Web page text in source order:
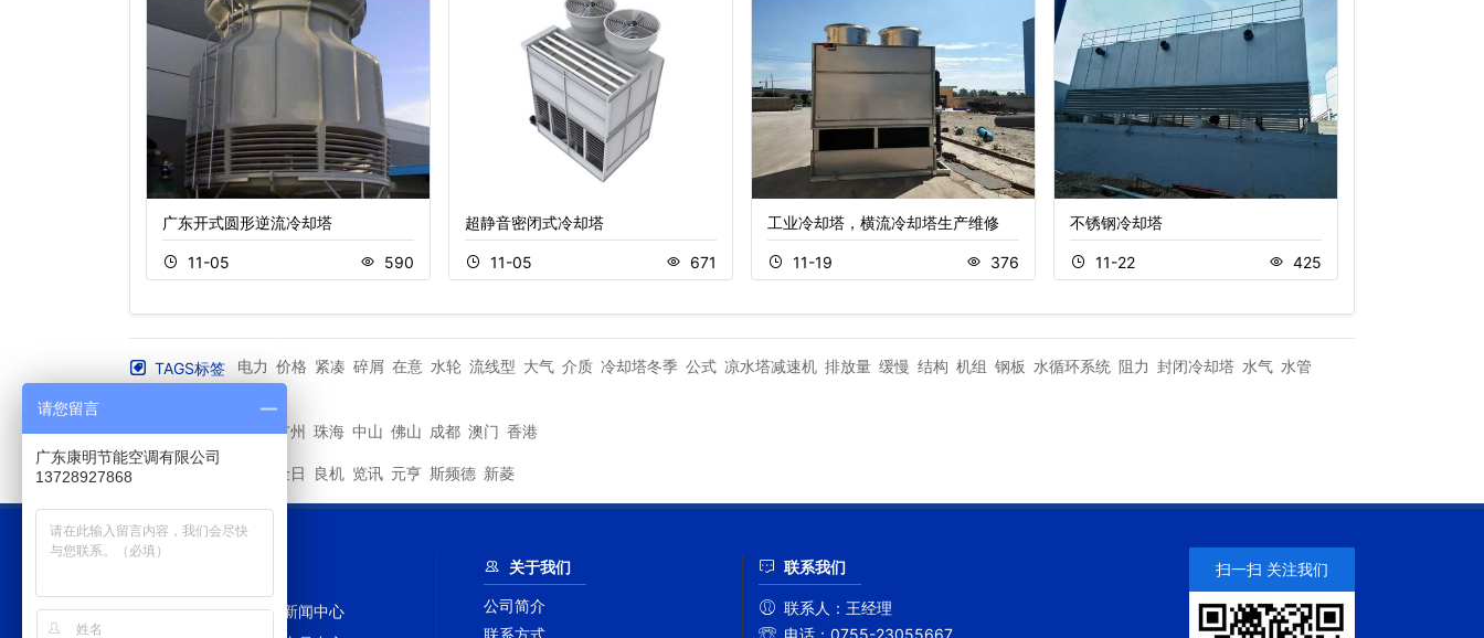
广东开式圆形逆流冷却塔
11-05 590
超静音密闭式冷却塔
11-05 671
工业冷却塔，横流冷却塔生产维修
11-19 376
不锈钢冷却塔
11-22 425
TAGS标签 电力 价格 紧凑 碎屑 在意 水轮 流线型 大气 介质 冷却塔冬季 公式 凉水塔减速机 排放量 缓慢 结构 机组 钢板 水循环系统 阻力 封闭冷却塔 水气 水管
其他城市 深圳 广州 珠海 中山 佛山 成都 澳门 香港
金日 良机 览讯 元亨 斯频德 新菱
网站首页
新闻中心
关于我们
公司简介
联系方式
联系我们
联系人： 王经理
扫一扫 关注我们
请您留言
广东康明节能空调有限公司
13728927868